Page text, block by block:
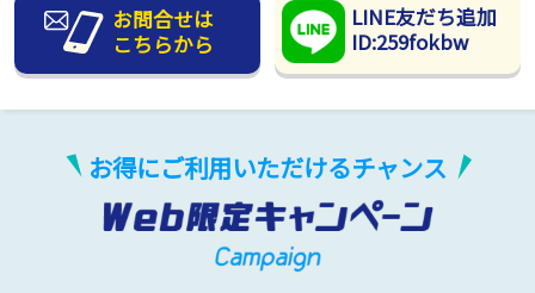
お問合せは
こちらから
LINE友だち追加
ID:259fokbw
お得にご利用いただけるチャンス